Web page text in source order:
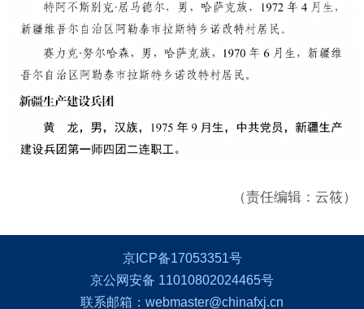
（责任编辑：云筱）
京ICP备17053351号
京公网安备 11010802024465号
联系邮箱：webmaster@chinafxj.cn